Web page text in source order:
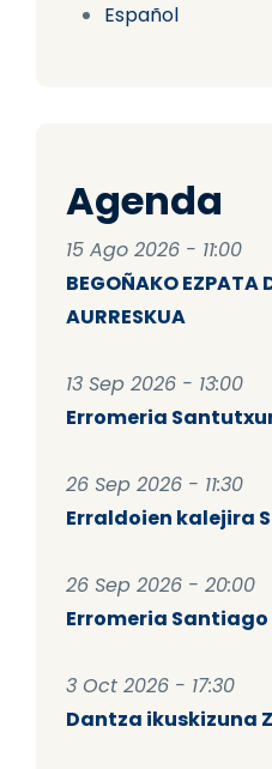
Español
Agenda
15 Ago 2026 - 11:00
BEGOÑAKO EZPATA
AURRESKUA
13 Sep 2026 - 13:00
Erromeria
26 Sep 2026 - 11:30
Erraldoien kalejira
26 Sep 2026 - 20:00
Erromeria
3 Oct 2026 - 17:30
Dantza ikuskizuna